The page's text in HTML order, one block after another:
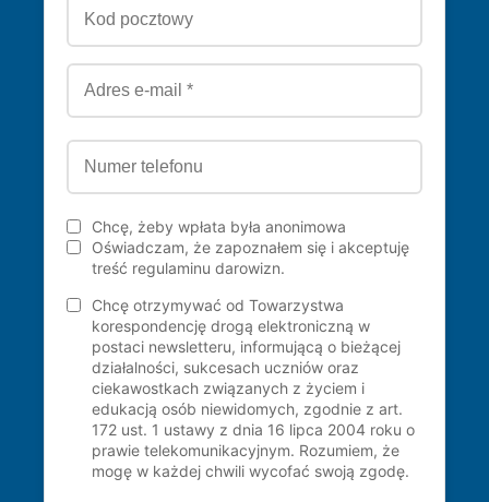
Chcę, żeby wpłata była anonimowa
Oświadczam, że zapoznałem się i akceptuję
treść regulaminu darowizn.
Chcę otrzymywać od Towarzystwa
korespondencję drogą elektroniczną w
postaci newsletteru, informującą o bieżącej
działalności, sukcesach uczniów oraz
ciekawostkach związanych z życiem i
edukacją osób niewidomych, zgodnie z art.
172 ust. 1 ustawy z dnia 16 lipca 2004 roku o
prawie telekomunikacyjnym. Rozumiem, że
mogę w każdej chwili wycofać swoją zgodę.